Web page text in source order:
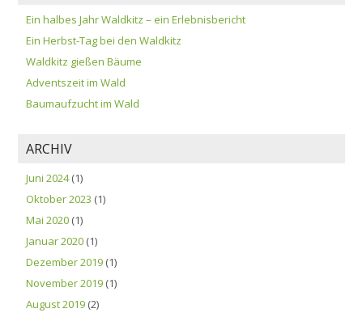
Ein halbes Jahr Waldkitz – ein Erlebnisbericht
Ein Herbst-Tag bei den Waldkitz
Waldkitz gießen Bäume
Adventszeit im Wald
Baumaufzucht im Wald
ARCHIV
Juni 2024(1)
Oktober 2023 (1)
Mai 2020 (1)
Januar 2020 (1)
Dezember 2019 (1)
November 2019 (1)
August 2019 (2)